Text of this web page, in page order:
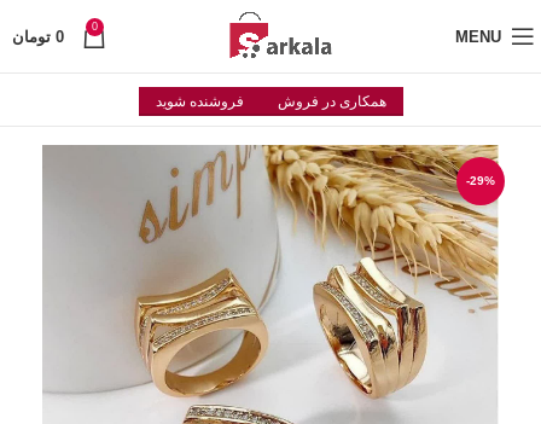
MENU
0
0 تومان
همکاری در فروش فروشنده شوید
-29%